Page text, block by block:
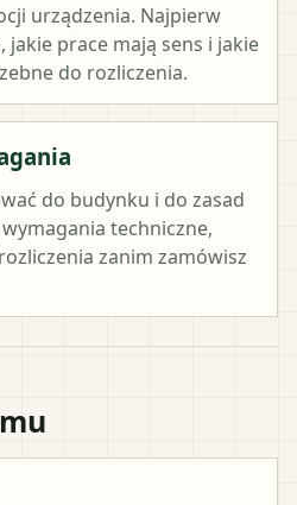
urządzenia. Najpierw
prace mają sens i jakie
do rozliczenia.
do budynku i do zasad
techniczne,
zanim zamówisz